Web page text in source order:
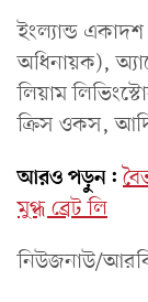
ইংল্যান্ড
অধিনায়ক),
লিয়াম
ক্রিস ওকস,
আরও পড়ুন:
মুগ্ধ ব্রেট লি
নিউজনাউ/